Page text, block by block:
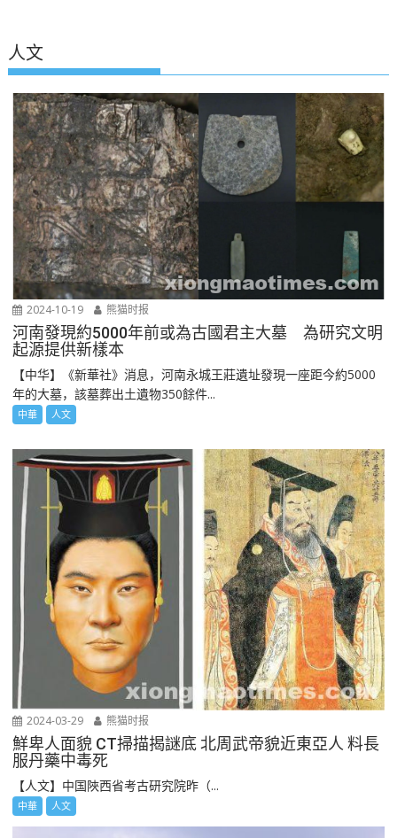
人文
2024-10-19 熊猫时报
河南發現約5000年前或為古國君主大墓 為研究文明
起源提供新樣本
【中华】《新華社》消息，河南永城王莊遺址發現一座距今約5000
年的大墓，該墓葬出土遺物350餘件...
中華 人文
2024-03-29 熊猫时报
鮮卑人面貌 CT掃描揭謎底 北周武帝貌近東亞人 料長
服丹藥中毒死
【人文】中国陜西省考古研究院昨（...
中華 人文